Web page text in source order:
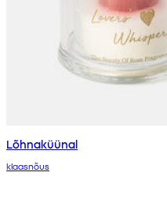
Lõhnaküünal
klaasnõus